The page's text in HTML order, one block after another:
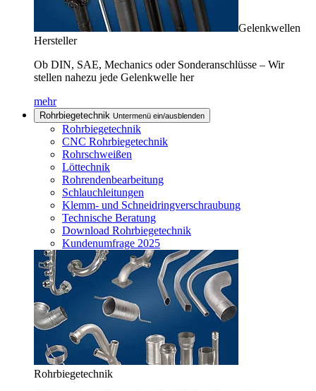
Gelenkwellen
Hersteller
Ob DIN, SAE, Mechanics oder Sonderanschlüsse – Wir
stellen nahezu jede Gelenkwelle her
mehr
Rohrbiegetechnik Untermenü ein/ausblenden
Rohrbiegetechnik
CNC Rohrbiegetechnik
Rohrschweißen
Löttechnik
Rohrendenbearbeitung
Schlauchleitungen
Klemm- und Schneidringverschraubung
Technische Beratung
Download Rohrbiegetechnik
Kundenumfrage 2025
Rohrbiegetechnik